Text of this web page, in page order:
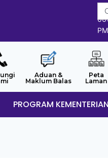
PM
Aduan &
Maklum Balas
Peta
Laman
PROGRAM KEMENTERIAN